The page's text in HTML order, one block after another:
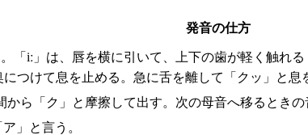
発音の仕方
「iː」は、唇を横に引いて、上下の歯が軽く触れ
つけて息を止める。急に舌を離して「クッ」と
から「ク」と摩擦して出す。次の母音へ移るときの
」と言う。